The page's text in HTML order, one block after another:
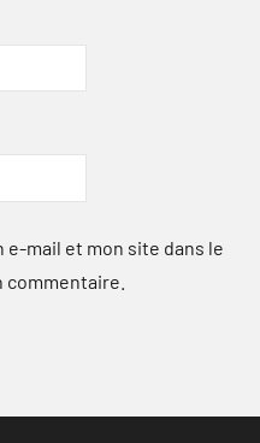
mail et mon site dans le